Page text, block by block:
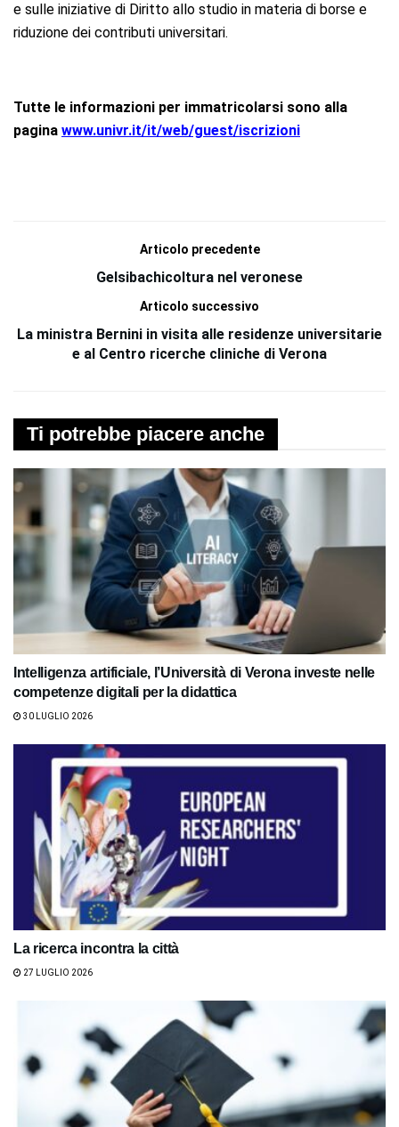
e sulle iniziative di Diritto allo studio in materia di borse e
riduzione dei contributi universitari.
Tutte le informazioni per immatricolarsi sono alla
pagina www.univr.it/it/web/guest/iscrizioni
Articolo precedente
Gelsibachicoltura nel veronese
Articolo successivo
La ministra Bernini in visita alle residenze universitarie
e al Centro ricerche cliniche di Verona
Ti potrebbe piacere anche
Intelligenza artificiale, l’Università di Verona investe nelle
competenze digitali per la didattica
30 LUGLIO 2026
La ricerca incontra la città
27 LUGLIO 2026